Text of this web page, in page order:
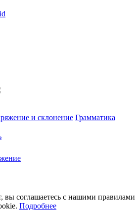
и склонение Грамматика
вы соглашаетесь с нашими правилами
Подробнее